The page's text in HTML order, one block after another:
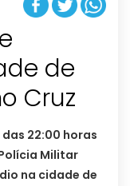
de
Cruz
22:00 horas
Militar
na cidade de